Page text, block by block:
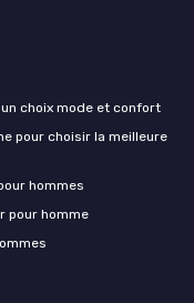
choix mode et confort
pour choisir la meilleure
hommes
pour homme